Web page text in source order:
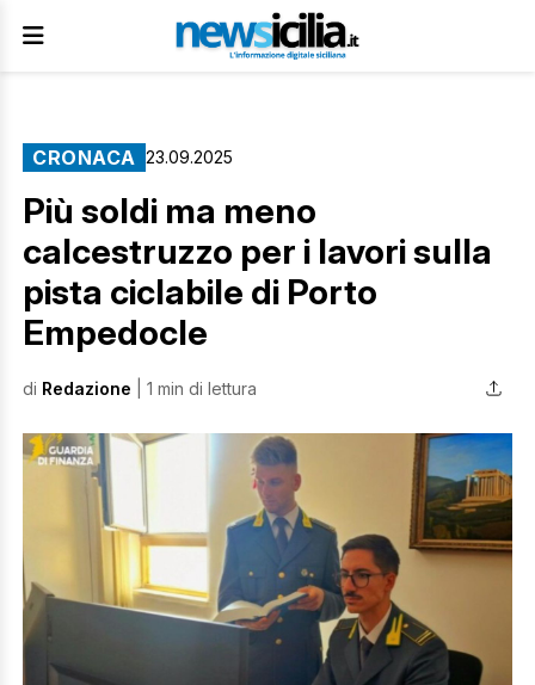
CRONACA 23.09.2025
Più soldi ma meno
calcestruzzo per i lavori sulla
pista ciclabile di Porto
Empedocle
di Redazione | 1 min di lettura